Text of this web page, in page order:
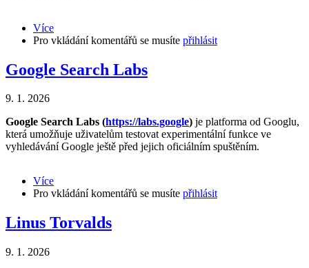
Více
Historie
vývoj
e-
Pro vkládání komentářů se musíte přihlásit
Google Search Labs
9. 1. 2026
Google Search Labs (https://labs.google) je platforma od Googlu,
která umožňuje uživatelům testovat experimentální funkce ve
vyhledávání Google ještě před jejich oficiálním spuštěním.
Více
Google
Labs
Pro vkládání komentářů se musíte přihlásit
Linus Torvalds
9. 1. 2026